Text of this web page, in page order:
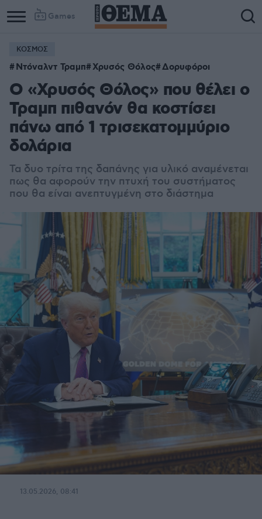
Games
ΚΟΣΜΟΣ
Ντόναλντ Τραμπ Χρυσός Θόλος Δορυφόροι
Ο «Χρυσός Θόλος» που θέλει ο
Τραμπ πιθανόν θα κοστίσει
πάνω από 1 τρισεκατομμύριο
δολάρια
Τα δυο τρίτα της δαπάνης για υλικό αναμένεται
πως θα αφορούν την πτυχή του συστήματος
που θα είναι ανεπτυγμένη στο διάστημα
13.05.2026, 08:41